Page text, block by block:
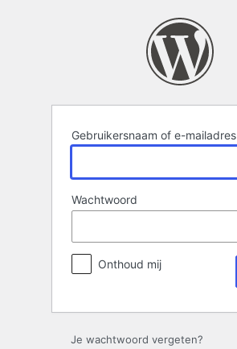
Gebruikersnaam of e-mailadres
Wachtwoord
Onthoud mij
Je wachtwoord vergeten?